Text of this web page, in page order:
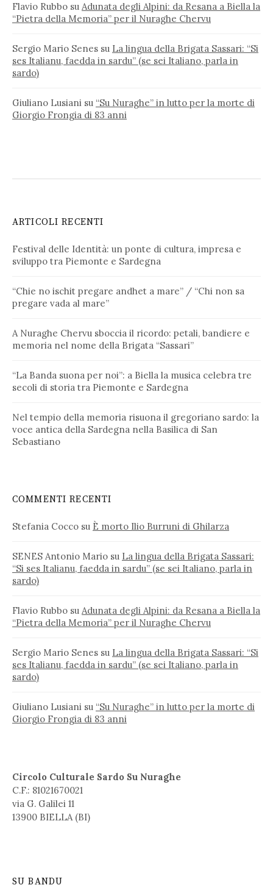
Flavio Rubbo su Adunata degli Alpini: da Resana a Biella la
“Pietra della Memoria” per il Nuraghe Chervu
Sergio Mario Senes su La lingua della Brigata Sassari: “Si
ses Italianu, faedda in sardu” (se sei Italiano, parla in
sardo)
Giuliano Lusiani su “Su Nuraghe” in lutto per la morte di
Giorgio Frongia di 83 anni
ARTICOLI RECENTI
Festival delle Identità: un ponte di cultura, impresa e
sviluppo tra Piemonte e Sardegna
“Chie no ischit pregare andhet a mare” / “Chi non sa
pregare vada al mare”
A Nuraghe Chervu sboccia il ricordo: petali, bandiere e
memoria nel nome della Brigata “Sassari”
“La Banda suona per noi”: a Biella la musica celebra tre
secoli di storia tra Piemonte e Sardegna
Nel tempio della memoria risuona il gregoriano sardo: la
voce antica della Sardegna nella Basilica di San
Sebastiano
COMMENTI RECENTI
Stefania Cocco su È morto Ilio Burruni di Ghilarza
SENES Antonio Mario su La lingua della Brigata Sassari:
“Si ses Italianu, faedda in sardu” (se sei Italiano, parla in
sardo)
Flavio Rubbo su Adunata degli Alpini: da Resana a Biella la
“Pietra della Memoria” per il Nuraghe Chervu
Sergio Mario Senes su La lingua della Brigata Sassari: “Si
ses Italianu, faedda in sardu” (se sei Italiano, parla in
sardo)
Giuliano Lusiani su “Su Nuraghe” in lutto per la morte di
Giorgio Frongia di 83 anni
Circolo Culturale Sardo Su Nuraghe
C.F.: 81021670021
via G. Galilei 11
13900 BIELLA (BI)
SU BANDU